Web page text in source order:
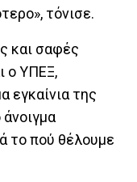
τόνισε.
και σαφές
ο ΥΠΕΞ,
εγκαίνια της
το πού θέλουμε